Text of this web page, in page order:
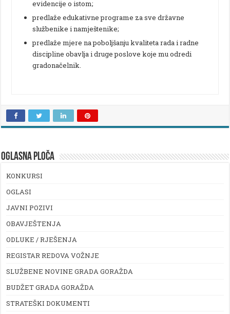
evidencije o istom;
predlaže edukativne programe za sve državne
službenike i namještenike;
predlaže mjere na poboljšanju kvaliteta rada i radne
discipline obavlja i druge poslove koje mu odredi
gradonačelnik.
OGLASNA PLOČA
KONKURSI
OGLASI
JAVNI POZIVI
OBAVJEŠTENJA
ODLUKE / RJEŠENJA
REGISTAR REDOVA VOŽNJE
SLUŽBENE NOVINE GRADA GORAŽDA
BUDŽET GRADA GORAŽDA
STRATEŠKI DOKUMENTI